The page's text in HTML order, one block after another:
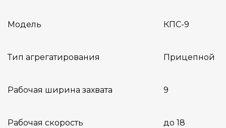
Модель КПС-9
Тип агрегатирования Прицепной
Рабочая ширина захвата 9
Рабочая скорость до 18